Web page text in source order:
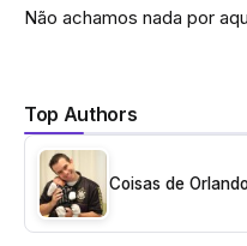
Top Authors
Coisas de Orlando
Não achamos nada por